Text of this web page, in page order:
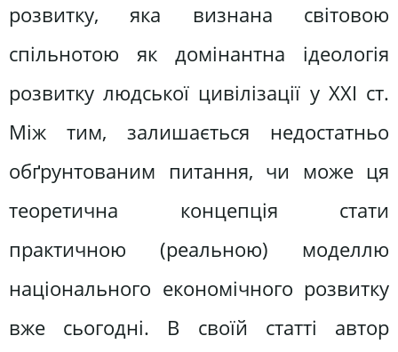
розвитку, яка визнана світовою
спільнотою як домінантна ідеологія
розвитку людської цивілізації у ХХІ ст.
Між тим, залишається недостатньо
обґрунтованим питання, чи може ця
теоретична концепція стати
практичною (реальною) моделлю
національного економічного розвитку
вже сьогодні. В своїй статті автор